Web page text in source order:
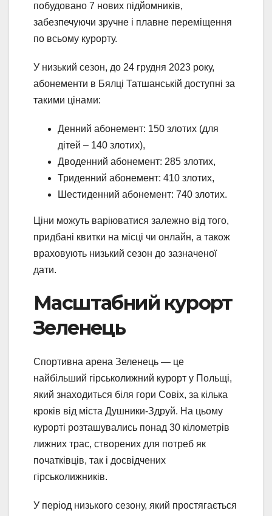
побудовано 7 нових підйомників,
забезпечуючи зручне і плавне переміщення
по всьому курорту.
У низький сезон, до 24 грудня 2023 року,
абонементи в Бялці Татшанській доступні за
такими цінами:
Денний абонемент: 150 злотих (для
дітей – 140 злотих),
Дводенний абонемент: 285 злотих,
Триденний абонемент: 410 злотих,
Шестиденний абонемент: 740 злотих.
Ціни можуть варіюватися залежно від того,
придбані квитки на місці чи онлайн, а також
враховують низький сезон до зазначеної
дати.
Масштабний курорт
Зеленець
Спортивна арена Зеленець — це
найбільший гірськолижний курорт у Польщі,
який знаходиться біля гори Совіх, за кілька
кроків від міста Душники-Здруй. На цьому
курорті розташувались понад 30 кілометрів
лижних трас, створених для потреб як
початківців, так і досвідчених
гірськолижників.
У період низького сезону, який простягається